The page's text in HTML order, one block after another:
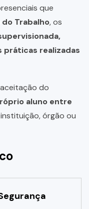
que
Trabalho, os
práticas realizadas
do
aluno entre
órgão ou